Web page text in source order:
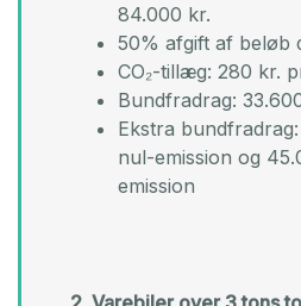
84.000 kr.
50% afgift af beløb
CO₂-tillæg: 280 kr.
Bundfradrag:
Ekstra
nul-emission og
emission